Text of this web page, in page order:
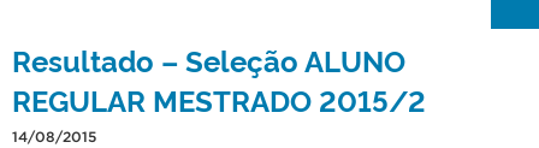
Resultado – Seleção ALUNO
REGULAR MESTRADO 2015/2
14/08/2015